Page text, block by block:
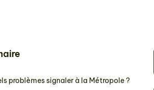
problèmes signaler à la Métropole ?